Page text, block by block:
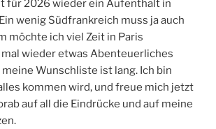
für 2026 wieder ein Aufenthalt in
wenig Südfrankreich muss ja auch
möchte ich viel Zeit in Paris
wieder etwas Abenteuerliches
Wunschliste ist lang. Ich bin
kommen wird, und freue mich jetzt
auf all die Eindrücke und auf meine